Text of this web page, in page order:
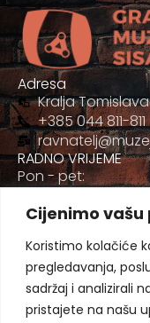
Cijenimo
Koristimo kolačiće
pregledavanja,
sadržaj i analizirali
pristajete na našu
Adresa
Kralja
+385 044 811-811
RADNO VRIJEME
Pon - pet:
Sub